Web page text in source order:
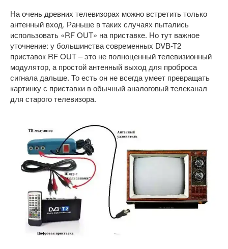
На очень древних телевизорах можно встретить только
антенный вход. Раньше в таких случаях пытались
использовать «RF OUT» на приставке. Но тут важное
уточнение: у большинства современных DVB-T2
приставок RF OUT – это не полноценный телевизионный
модулятор, а простой антенный выход для проброса
сигнала дальше. То есть он не всегда умеет превращать
картинку с приставки в обычный аналоговый телеканал
для старого телевизора.